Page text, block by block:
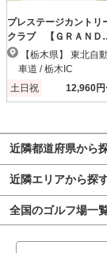
プレステージカントリ
クラブ 【ＧＲＡＮ
ＰＧＭ】
車道 / 栃木IC
土日祝
12,960円
近隣都道府県から
近隣エリアから探
全国のゴルフ場一